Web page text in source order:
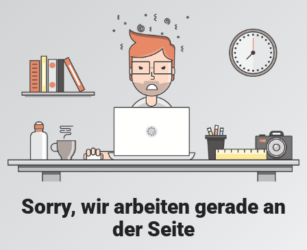
Sorry, wir arbeiten gerade an
der Seite